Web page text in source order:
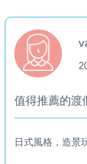
值得推薦的渡
日式風格，造景